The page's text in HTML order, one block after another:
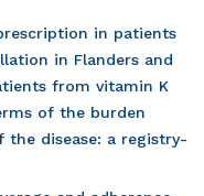
in patients
in Flanders and
from vitamin K
of the burden
the disease: a registry-